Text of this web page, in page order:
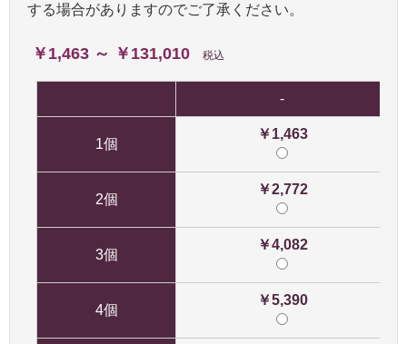
する場合がありますのでご了承ください。
￥1,463 ～ ￥131,010 税込
-
1個
￥1,463
2個
￥2,772
3個
￥4,082
4個
￥5,390